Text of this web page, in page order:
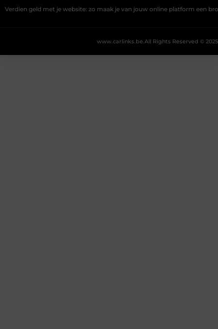
Verdien geld met je website: zo maak je van jouw online platform een
All Rights Reserved © 2025
www.carlinks.be.